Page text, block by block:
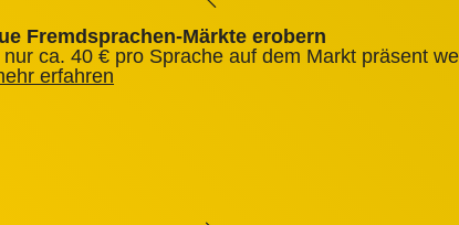
Fremdsprachen-Märkte erobern
nur ca. 40 € pro Sprache auf dem Markt präsent
erfahren